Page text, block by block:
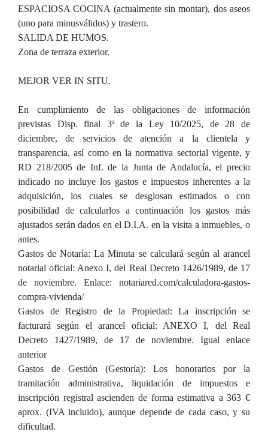
ESPACIOSA COCINA (actualmente sin montar), dos aseos
(uno para minusválidos) y trastero.
SALIDA DE HUMOS.
Zona de terraza exterior.
MEJOR VER IN SITU.
En cumplimiento de las obligaciones de información
previstas Disp. final 3ª de la Ley 10/2025, de 28 de
diciembre, de servicios de atención a la clientela y
transparencia, así como en la normativa sectorial vigente, y
RD 218/2005 de Inf. de la Junta de Andalucía, el precio
indicado no incluye los gastos e impuestos inherentes a la
adquisición, los cuales se desglosan estimados o con
posibilidad de calcularlos a continuación los gastos más
ajustados serán dados en el D.I.A. en la visita a inmuebles, o
antes.
Gastos de Notaría: La Minuta se calculará según al arancel
notarial oficial: Anexo I, del Real Decreto 1426/1989, de 17
de noviembre. Enlace: notariared.com/calculadora-gastos-
compra-vivienda/
Gastos de Registro de la Propiedad: La inscripción se
facturará según el arancel oficial: ANEXO I, del Real
Decreto 1427/1989, de 17 de noviembre. Igual enlace
anterior
Gastos de Gestión (Gestoría): Los honorarios por la
tramitación administrativa, liquidación de impuestos e
inscripción registral ascienden de forma estimativa a 363 €
aprox. (IVA incluido), aunque depende de cada caso, y su
dificultad.